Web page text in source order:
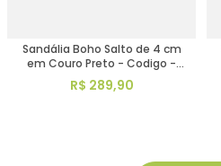
Sandália Boho Salto de 4 cm
em Couro Preto - Codigo -
3911
R$ 289,90